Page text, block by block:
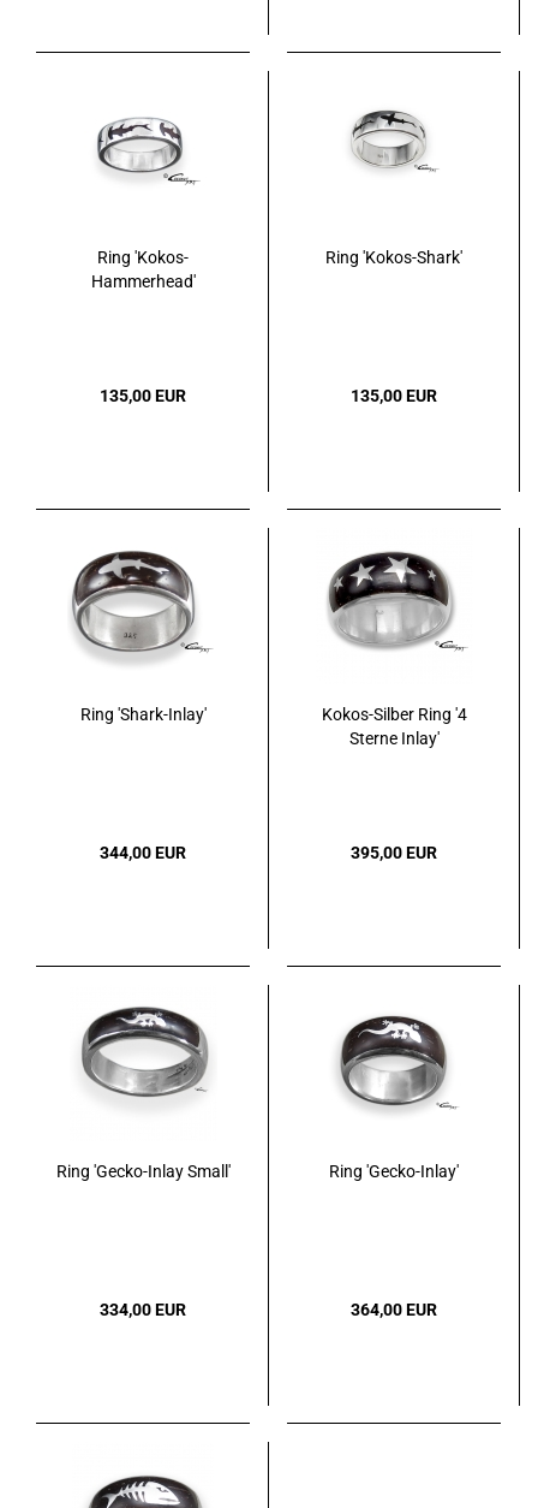
Ring 'Kokos-
Hammerhead'
135,00 EUR
Ring 'Kokos-Shark'
135,00 EUR
Ring 'Shark-Inlay'
344,00 EUR
Kokos-Silber Ring '4
Sterne Inlay'
395,00 EUR
Ring 'Gecko-Inlay Small'
334,00 EUR
Ring 'Gecko-Inlay'
364,00 EUR